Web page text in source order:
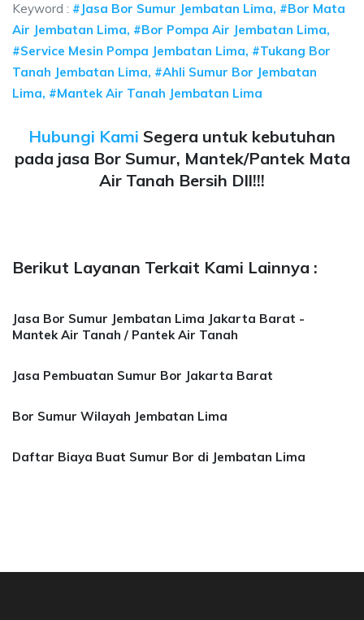
Keyword : #Jasa Bor Sumur Jembatan Lima, #Bor Mata
Air Jembatan Lima, #Bor Pompa Air Jembatan Lima,
#Service Mesin Pompa Jembatan Lima, #Tukang Bor
Tanah Jembatan Lima, #Ahli Sumur Bor Jembatan
Lima, #Mantek Air Tanah Jembatan Lima
Hubungi Kami Segera untuk kebutuhan
pada jasa Bor Sumur, Mantek/Pantek Mata
Air Tanah Bersih Dll!!!
Berikut Layanan Terkait Kami Lainnya :
Jasa Bor Sumur Jembatan Lima Jakarta Barat -
Mantek Air Tanah / Pantek Air Tanah
Jasa Pembuatan Sumur Bor Jakarta Barat
Bor Sumur Wilayah Jembatan Lima
Daftar Biaya Buat Sumur Bor di Jembatan Lima